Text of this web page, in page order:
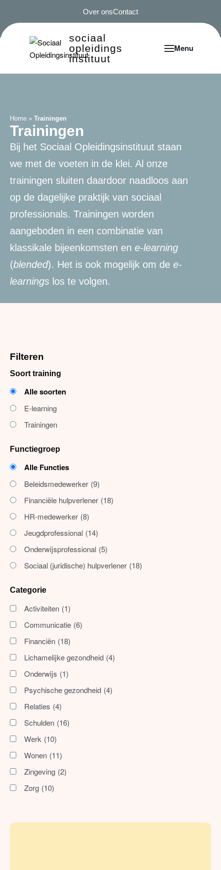
Over onsContact
sociaal
opleidings
instituut
Home » Trainingen
Trainingen
Bij het Sociaal Opleidingsinstituut staan
we met de voeten in de klei. Al onze
trainingen sluiten daardoor naadloos aan
op de dagelijke praktijk van sociaal
professionals. Trainingen worden
aangeboden in een combinatie van
klassikale bijeenkomsten en e-learning
(blended). Het is ook mogelijk om de e-
learnings los te volgen.
Filteren
Soort training
Alle soorten
Producten
Trainingen
Functiegroep
Alle Functies
Beleidsmedewerker (9)
Financiële hulpverlener (18)
HR-medewerker (8)
Jeugdprofessional (14)
Onderwijsprofessional (5)
Sociaal (juridische) hulpverlener (18)
Categorie
Activiteiten (1)
Communicatie (6)
Financiën (18)
Lichamelijke gezondheid (4)
Onderwijs (1)
Psychische gezondheid (4)
Relaties (4)
Schulden (16)
Werk (10)
Wonen (11)
Zingeving (2)
Zorg (10)